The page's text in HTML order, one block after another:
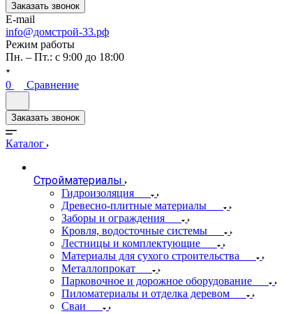
Заказать звонок
E-mail
info@домстрой-33.рф
Режим работы
Пн. – Пт.: с 9:00 до 18:00
0 Сравнение
Заказать звонок
Каталог
Стройматериалы
Гидроизоляция
Древесно-плитные материалы
Заборы и ограждения
Кровля, водосточные системы
Лестницы и комплектующие
Материалы для сухого строительства
Металлопрокат
Парковочное и дорожное оборудование
Пиломатериалы и отделка деревом
Сваи